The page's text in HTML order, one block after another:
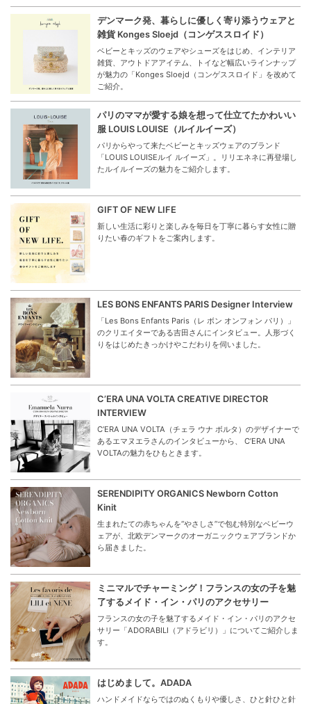
デンマーク発、暮らしに優しく寄り添うウェアと
雑貨 Konges Sloejd（コンゲススロイド）
ベビーとキッズのウェアやシューズをはじめ、インテリア
雑貨、アウトドアアイテム、トイなど幅広いラインナップ
が魅力の「Konges Sloejd（コンゲススロイド」を改めて
ご紹介。
パリのママが愛する娘を想って仕立てたかわいい
服 LOUIS LOUISE（ルイルイーズ）
パリからやって来たベビーとキッズウェアのブランド
「LOUIS LOUISEルイ ルイーズ」。リリエネネに再登場し
たルイルイーズの魅力をご紹介します。
GIFT OF NEW LIFE
新しい生活に彩りと楽しみを毎日を丁寧に暮らす女性に贈
りたい春のギフトをご案内します。
LES BONS ENFANTS PARIS Designer Interview
「Les Bons Enfants Paris（レ ボン オンフォン パリ）」
のクリエイターである吉田さんにインタビュー。人形づく
りをはじめたきっかけやこだわりを伺いました。
C’ERA UNA VOLTA CREATIVE DIRECTOR
INTERVIEW
C’ERA UNA VOLTA（チェラ ウナ ボルタ）のデザイナーで
あるエマヌエラさんのインタビューから、 C’ERA UNA
VOLTAの魅力をひもときます。
SERENDIPITY ORGANICS Newborn Cotton
Kinit
生まれたての赤ちゃんを“やさしさ”で包む特別なベビーウ
ェアが、北欧デンマークのオーガニックウェアブランドか
ら届きました。
ミニマルでチャーミング！フランスの女の子を魅
了するメイド・イン・パリのアクセサリー
フランスの女の子を魅了するメイド・イン・パリのアクセ
サリー「ADORABILI（アドラビリ）」についてご紹介しま
す。
はじめまして。ADADA
ハンドメイドならではのぬくもりや優しさ、ひと針ひと針